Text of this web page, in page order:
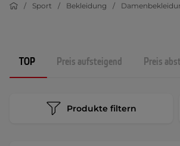
Sport Bekleidung
TOP Preis aufsteigend Preis
Produkte filtern